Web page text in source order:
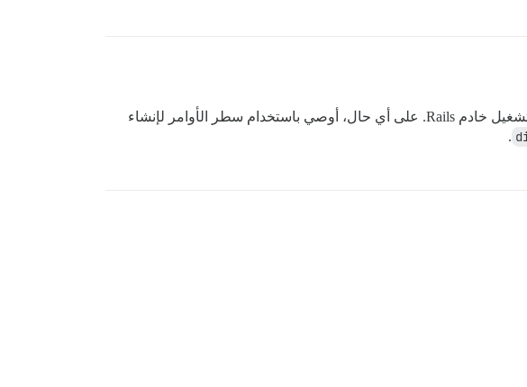
يجب أن ترى مخرجات السجل في وحدة التحكم حيث قمت بتشغيل خادم Rails. على أي حال، أوصي باستخدام سطر الأوامر لإنشاء
.